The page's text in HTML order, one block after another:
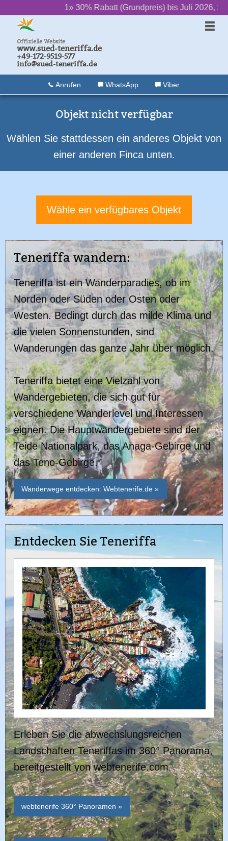
1» 30% Rabatt (Grundpreis) bis Juli 2026, 20%
Offizielle Website
www.sued-teneriffa.de
+49-172-9519-577
info@sued-teneriffa.de
Anrufen WhatsApp Viber
Objekt nicht verfügbar
Wählen Sie stattdessen ein anderes Objekt von
einer anderen Finca unten.
Wähle ein verfügbares Objekt
Teneriffa wandern:
Teneriffa ist ein Wanderparadies, ob im
Norden oder Süden oder Osten oder
Westen. Bedingt durch das milde Klima und
die vielen Sonnenstunden, sind
Wanderungen das ganze Jahr über möglich.
Teneriffa bietet eine Vielzahl von
Wandergebieten, die sich gut für
verschiedene Wanderlevel und Interessen
eignen. Die Hauptwandergebiete sind der
Teide Nationalpark, das Anaga-Gebirge und
das Teno-Gebirge.
Wanderwege entdecken: Webtenerife.de »
Entdecken Sie Teneriffa
Erleben Sie die abwechslungsreichen
Landschaften Teneriffas im 360° Panorama,
bereitgestellt von webtenerife.com.
webtenerife 360° Panoramen »